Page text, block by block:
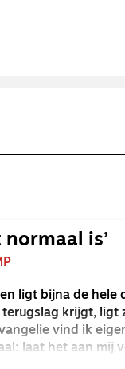
is’
ligt bijna de hele
krijgt, ligt
vind ik
laat het aan mij